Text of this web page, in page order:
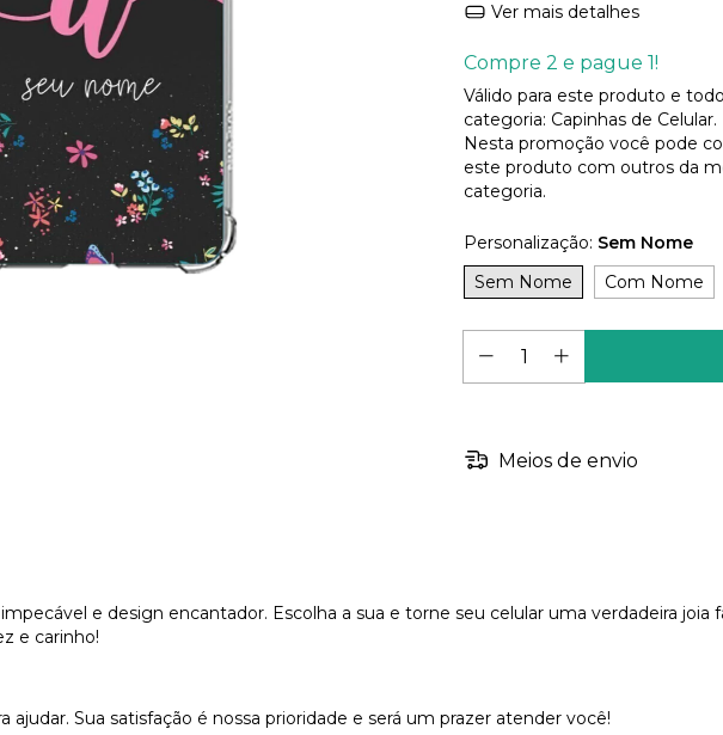
Ver mais detalhes
Compre 2 e pague 1!
Válido para este produto e
categoria: Capinhas de Celular.
Nesta promoção você pode
este produto com outros da
categoria.
Personalização: Sem Nome
Sem Nome
Com Nome
Meios de envio
e design encantador. Escolha a sua e torne seu celular uma verdadeira joia
e carinho!
ajudar. Sua satisfação é nossa prioridade e será um prazer atender você!